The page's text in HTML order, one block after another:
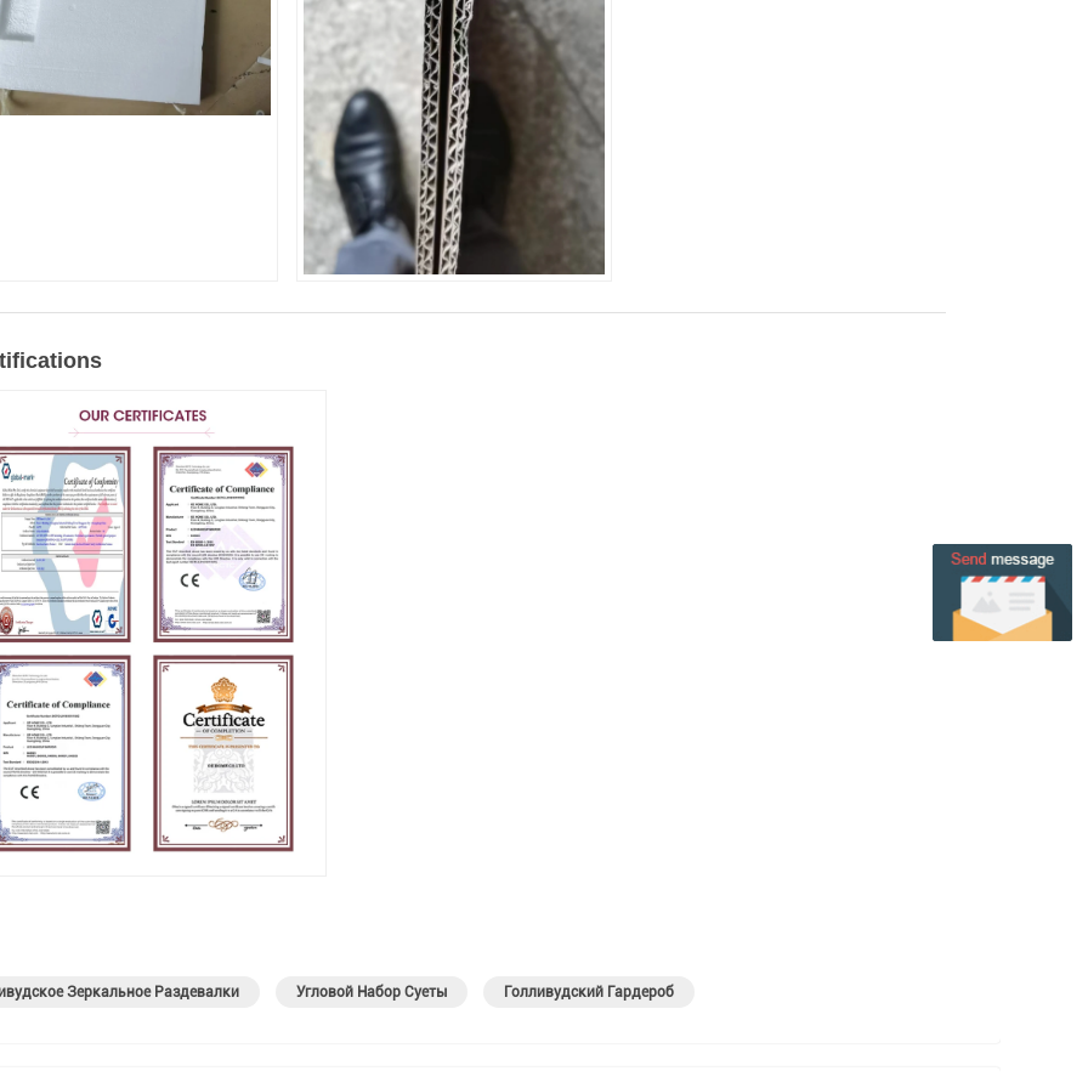
Зеркальное Раздевалки Угловой Набор Суеты Голливудский Гардероб